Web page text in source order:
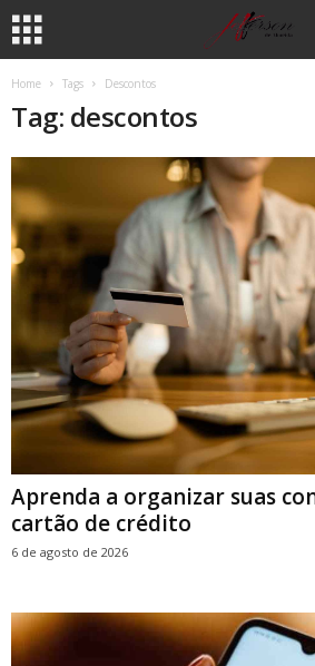
Home Tags Descontos
Tag: descontos
Aprenda a organizar suas
cartão de crédito
6 de agosto de 2026